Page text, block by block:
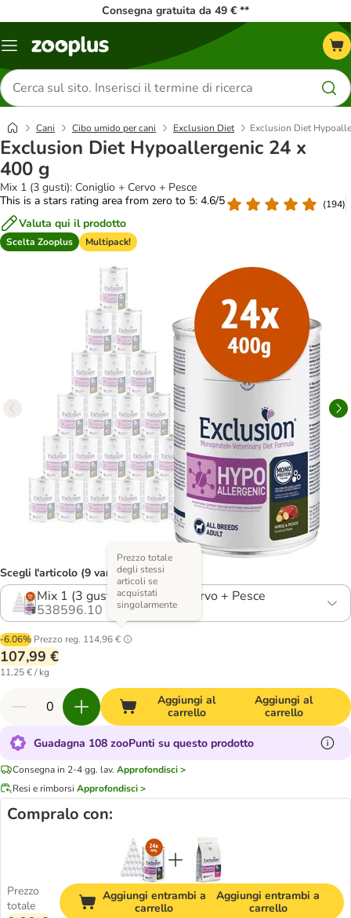
Consegna gratuita da 49 € **
Overview
Cerca
prodotti
Cani Cibo umido per cani Exclusion Diet Exclusion Diet
Exclusion Diet Hypoallergenic 24 x
400 g
Mix 1 (3 gusti): Coniglio + Cervo + Pesce
This is a stars rating area from zero to 5: 4.6/5
(194)
Valuta qui il prodotto
Scelta Zooplus Multipack!
Scegli l'articolo (9 varianti)
Mix 1 (3 gusti): Coniglio + Cervo + Pesce
538596.10
-6.06% Prezzo reg. 114,96 €
Prezzo totale
degli stessi
articoli se
acquistati
singolarmente
107,99 €
11,25 € / kg
Aggiungi al
carrello
Aggiungi al
carrello
Guadagna 108 zooPunti su questo prodotto
Consegna in 2-4 gg. lav. Approfondisci >
Resi e rimborsi Approfondisci >
Compralo con:
Prezzo
totale
Aggiungi entrambi a
carrello
Aggiungi entrambi a
carrello